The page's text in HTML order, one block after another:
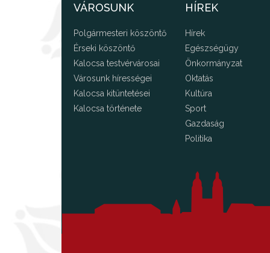
VÁROSUNK
Polgármesteri köszöntő
Érseki köszöntő
Kalocsa testvérvárosai
Városunk hírességei
Kalocsa kitüntetései
Kalocsa története
HÍREK
Hírek
Egészségügy
Önkormányzat
Oktatás
Kultúra
Sport
Gazdaság
Politika